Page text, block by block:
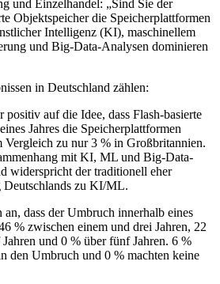
und Einzelhandel: „Sind Sie der
Objektspeicher die Speicherplattformen
Intelligenz (KI), maschinellem
und Big-Data-Analysen dominieren
in Deutschland zählen:
positiv auf die Idee, dass Flash-basierte
Jahres die Speicherplattformen
zu nur 3 % in Großbritannien.
mit KI, ML und Big-Data-
widerspricht der traditionell eher
Deutschlands zu KI/ML.
an, dass der Umbruch innerhalb eines
% zwischen einem und drei Jahren, 22
und 0 % über fünf Jahren. 6 %
den Umbruch und 0 % machten keine